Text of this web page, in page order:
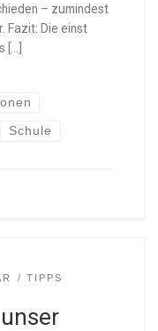
– zumindest
Fazit: Die einst
Schule
TIPPS